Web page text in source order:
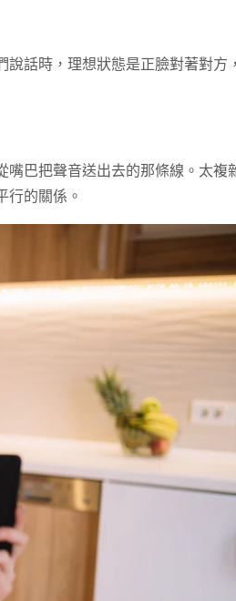
說話時，理想狀態是正臉對著對方
嘴巴把聲音送出去的那條線。太複
行的關係。